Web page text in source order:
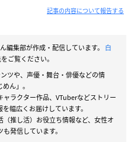
記事の内容について報告する
編集部が作成・配信しています。 白
ご覧ください。
ツや、声優・舞台・俳優などの情
ん」。
ラクター作品、VTuberなどストリー
幅広くお届けしています。
推し活）お役立ち情報など、女性オ
発信しています。